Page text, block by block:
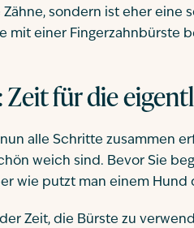
sondern ist eher eine
mit einer Fingerzahnbürste
Zeit für die
alle Schritte zusammen
weich sind. Bevor Sie
wie putzt man einem Hund
Zeit, die Bürste zu